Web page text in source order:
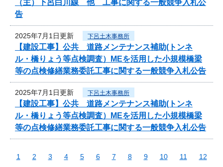
（主）下呂白川線 他 工事に関する一般競争入札公
告
2025年7月1日更新 下呂土木事務所
【建設工事】公共 道路メンテナンス補助(トンネ
ル・橋りょう等点検調査）MEを活用した小規模橋梁
等の点検修繕業務委託工事に関する一般競争入札公告
2025年7月1日更新 下呂土木事務所
【建設工事】公共 道路メンテナンス補助(トンネ
ル・橋りょう等点検調査）MEを活用した小規模橋梁
等の点検修繕業務委託工事に関する一般競争入札公告
1 2 3 4 5 6 7 8 9 10 11
12